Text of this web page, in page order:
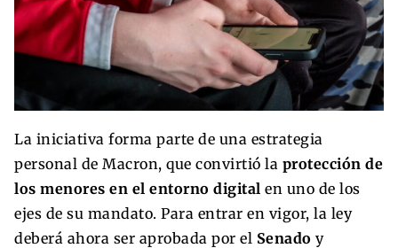
La iniciativa forma parte de una estrategia
personal de Macron, que convirtió la protección de
los menores en el entorno digital en uno de los
ejes de su mandato. Para entrar en vigor, la ley
deberá ahora ser aprobada por el Senado y